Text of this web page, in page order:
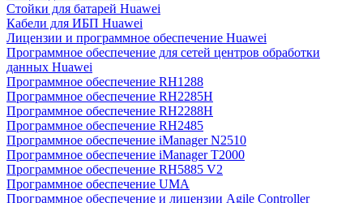
Стойки для батарей Huawei
Кабели для ИБП Huawei
Лицензии и программное обеспечение Huawei
Программное обеспечение для сетей центров обработки
данных Huawei
Программное обеспечение RH1288
Программное обеспечение RH2285H
Программное обеспечение RH2288H
Программное обеспечение RH2485
Программное обеспечение iManager N2510
Программное обеспечение iManager T2000
Программное обеспечение RH5885 V2
Программное обеспечение UMA
Программное обеспечение и лицензии Agile Controller